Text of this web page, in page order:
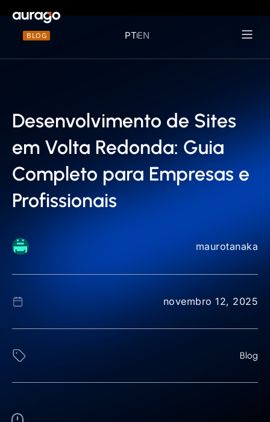
BLOG PTEN
Desenvolvimento de Sites
em Volta Redonda: Guia
Completo para Empresas e
Profissionais
maurotanaka
novembro 12, 2025
Blog